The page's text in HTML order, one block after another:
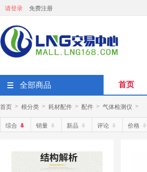
请登录 免费注册
全部商品 首页
首页 > 根分类 > 耗材配件 > 配件 > 气体检测仪 >
综合 销量 新品 评论 价格